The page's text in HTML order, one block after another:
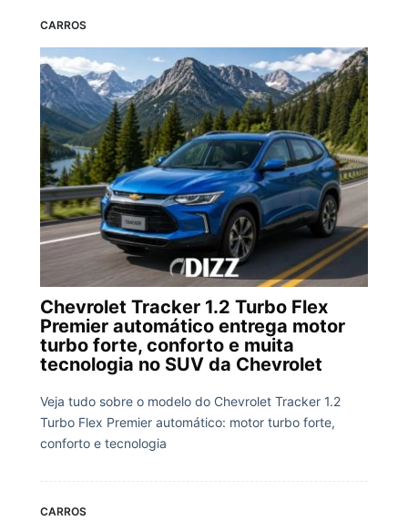
CARROS
Chevrolet Tracker 1.2 Turbo Flex
Premier automático entrega motor
turbo forte, conforto e muita
tecnologia no SUV da Chevrolet
Veja tudo sobre o modelo do Chevrolet Tracker 1.2
Turbo Flex Premier automático: motor turbo forte,
conforto e tecnologia
CARROS